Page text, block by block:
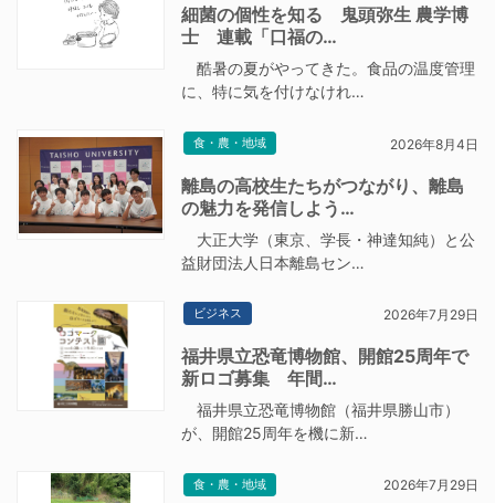
細菌の個性を知る 鬼頭弥生 農学博
士 連載「口福の…
酷暑の夏がやってきた。食品の温度管理
に、特に気を付けなけれ…
食・農・地域 2026年8月4日
離島の高校生たちがつながり、離島
の魅力を発信しよう…
大正大学（東京、学長・神達知純）と公
益財団法人日本離島セン…
ビジネス 2026年7月29日
福井県立恐竜博物館、開館25周年で
新ロゴ募集 年間…
福井県立恐竜博物館（福井県勝山市）
が、開館25周年を機に新…
食・農・地域 2026年7月29日